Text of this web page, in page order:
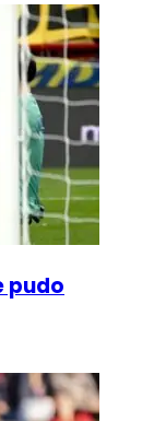
pudo